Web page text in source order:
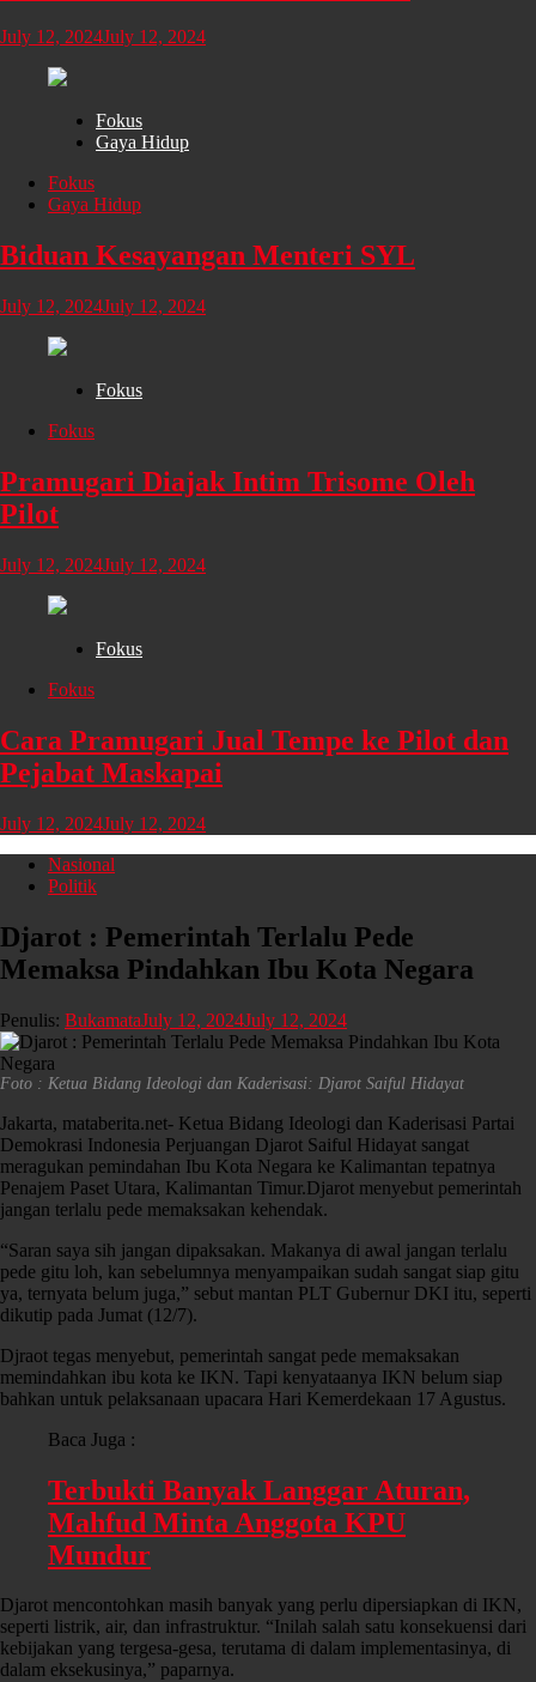
July 12, 2024July 12, 2024
Fokus
Gaya Hidup
Fokus
Gaya Hidup
Biduan Kesayangan Menteri SYL
July 12, 2024July 12, 2024
Fokus
Fokus
Pramugari Diajak Intim Trisome Oleh
Pilot
July 12, 2024July 12, 2024
Fokus
Fokus
Cara Pramugari Jual Tempe ke Pilot dan
Pejabat Maskapai
July 12, 2024July 12, 2024
Nasional
Politik
Djarot : Pemerintah Terlalu Pede
Memaksa Pindahkan Ibu Kota Negara
Penulis: BukamataJuly 12, 2024July 12, 2024
Foto : Ketua Bidang Ideologi dan Kaderisasi: Djarot Saiful Hidayat
Jakarta, mataberita.net- Ketua Bidang Ideologi dan Kaderisasi Partai
Demokrasi Indonesia Perjuangan Djarot Saiful Hidayat sangat
meragukan pemindahan Ibu Kota Negara ke Kalimantan tepatnya
Penajem Paset Utara, Kalimantan Timur.Djarot menyebut pemerintah
jangan terlalu pede memaksakan kehendak.
“Saran saya sih jangan dipaksakan. Makanya di awal jangan terlalu
pede gitu loh, kan sebelumnya menyampaikan sudah sangat siap gitu
ya, ternyata belum juga,” sebut mantan PLT Gubernur DKI itu, seperti
dikutip pada Jumat (12/7).
Djraot tegas menyebut, pemerintah sangat pede memaksakan
memindahkan ibu kota ke IKN. Tapi kenyataanya IKN belum siap
bahkan untuk pelaksanaan upacara Hari Kemerdekaan 17 Agustus.
Baca Juga :
Terbukti Banyak Langgar Aturan,
Mahfud Minta Anggota KPU
Mundur
Djarot mencontohkan masih banyak yang perlu dipersiapkan di IKN,
seperti listrik, air, dan infrastruktur. “Inilah salah satu konsekuensi dari
kebijakan yang tergesa-gesa, terutama di dalam implementasinya, di
dalam eksekusinya,” paparnya.